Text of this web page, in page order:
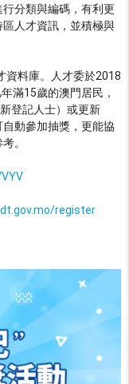
分類與編碼，有利更
人才資訊，並積極與
料庫。人才委於2018
滿15歲的澳門居民，
登記人士）或更新
自動參加抽獎，更能協
。
register